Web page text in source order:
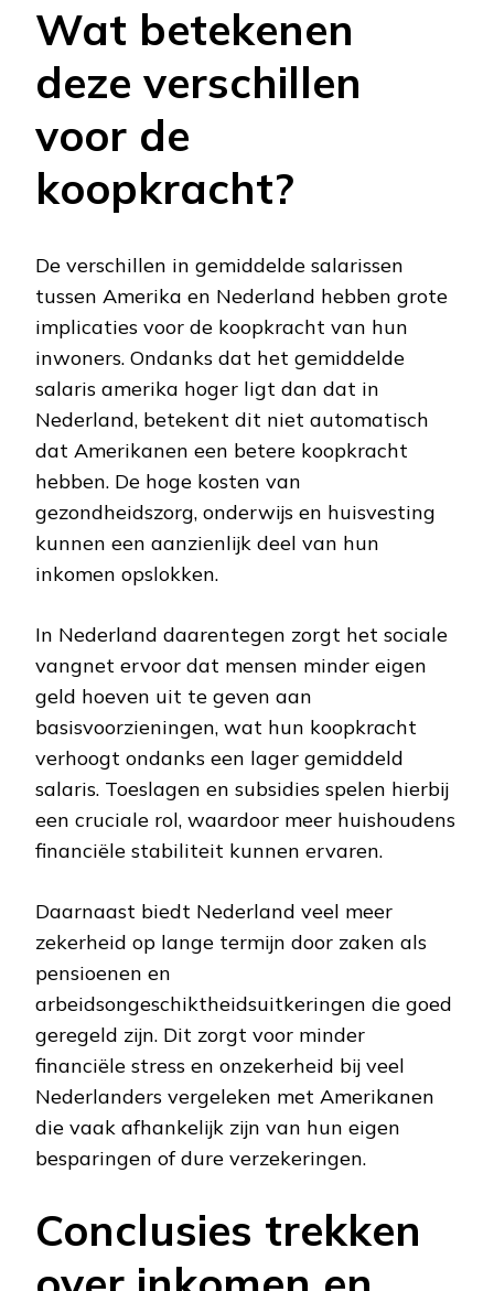
Wat betekenen
deze verschillen
voor de
koopkracht?
De verschillen in gemiddelde salarissen
tussen Amerika en Nederland hebben grote
implicaties voor de koopkracht van hun
inwoners. Ondanks dat het gemiddelde
salaris amerika hoger ligt dan dat in
Nederland, betekent dit niet automatisch
dat Amerikanen een betere koopkracht
hebben. De hoge kosten van
gezondheidszorg, onderwijs en huisvesting
kunnen een aanzienlijk deel van hun
inkomen opslokken.
In Nederland daarentegen zorgt het sociale
vangnet ervoor dat mensen minder eigen
geld hoeven uit te geven aan
basisvoorzieningen, wat hun koopkracht
verhoogt ondanks een lager gemiddeld
salaris. Toeslagen en subsidies spelen hierbij
een cruciale rol, waardoor meer huishoudens
financiële stabiliteit kunnen ervaren.
Daarnaast biedt Nederland veel meer
zekerheid op lange termijn door zaken als
pensioenen en
arbeidsongeschiktheidsuitkeringen die goed
geregeld zijn. Dit zorgt voor minder
financiële stress en onzekerheid bij veel
Nederlanders vergeleken met Amerikanen
die vaak afhankelijk zijn van hun eigen
besparingen of dure verzekeringen.
Conclusies trekken